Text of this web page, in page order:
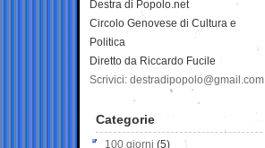
Destra di Popolo.net
Circolo Genovese di Cultura e
Politica
Diretto da Riccardo Fucile
Scrivici: destradipopolo@gmail.com
Categorie
100 giorni (5)